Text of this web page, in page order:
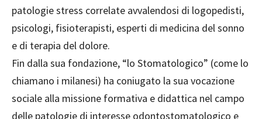
patologie stress correlate avvalendosi di logopedisti,
psicologi, fisioterapisti, esperti di medicina del sonno
e di terapia del dolore.
Fin dalla sua fondazione, “lo Stomatologico” (come lo
chiamano i milanesi) ha coniugato la sua vocazione
sociale alla missione formativa e didattica nel campo
delle patologie di interesse odontostomatologico e